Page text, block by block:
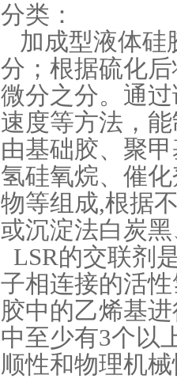
分类：
加成型液体硅
分；根据硫化
微分之分。通
速度等方法，
由基础胶、聚
氢硅氧烷、催
物等组成,根据
或沉淀法白炭
LSR的交联剂
子相连接的活
胶中的乙烯基
中至少有3个以
顺性和物理机